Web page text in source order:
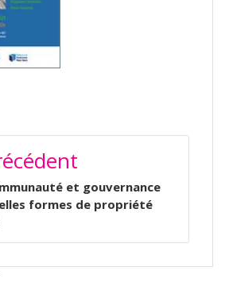
et gouvernance
formes de propriété